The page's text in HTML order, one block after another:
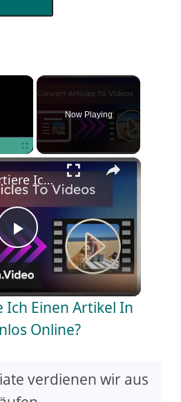
×
Fullscreen
Now Playing
×
P
l
a
y
Wie Konvertiere Ich Einen Artikel In Ein Video Kostenlos Online?
Einen Artikel In
Online?
verdienen wir aus